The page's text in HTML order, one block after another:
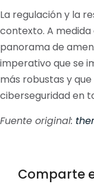
La regulación y la
contexto. A
panorama de
imperativo que se
más robustas y
ciberseguridad en
Fuente original:
Comparte